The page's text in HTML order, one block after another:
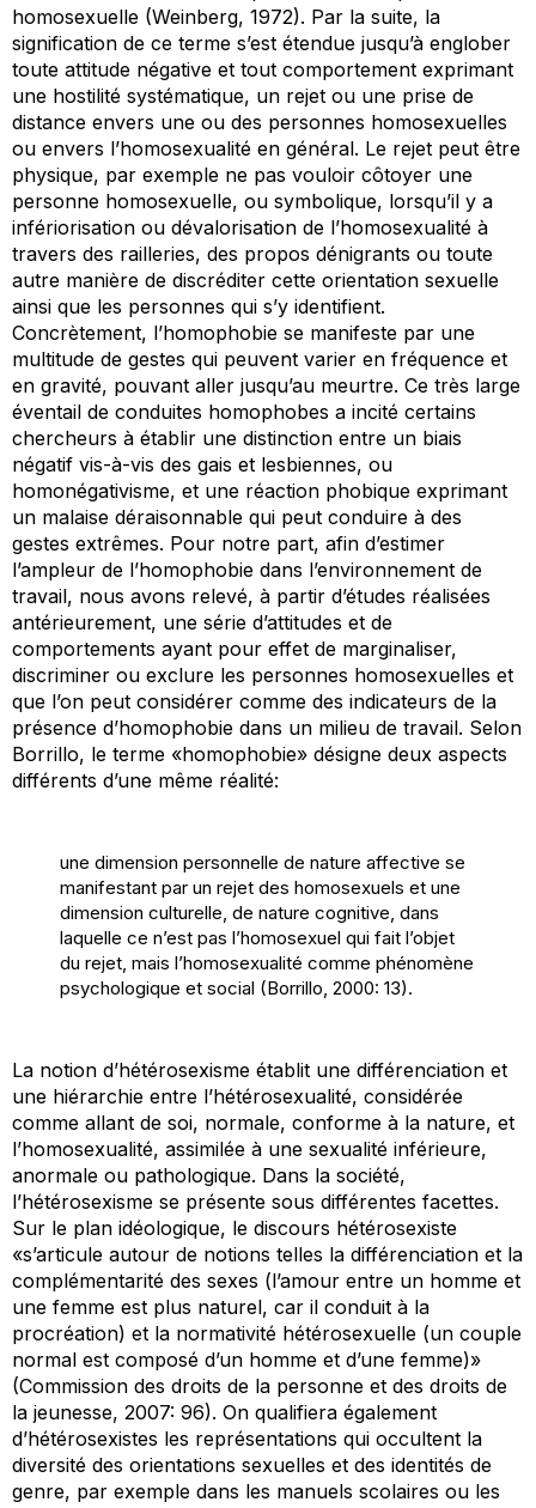
homosexuelle (Weinberg, 1972). Par la suite, la
signification de ce terme s’est étendue jusqu’à englober
toute attitude négative et tout comportement exprimant
une hostilité systématique, un rejet ou une prise de
distance envers une ou des personnes homosexuelles
ou envers l’homosexualité en général. Le rejet peut être
physique, par exemple ne pas vouloir côtoyer une
personne homosexuelle, ou symbolique, lorsqu’il y a
infériorisation ou dévalorisation de l’homosexualité à
travers des railleries, des propos dénigrants ou toute
autre manière de discréditer cette orientation sexuelle
ainsi que les personnes qui s’y identifient.
Concrètement, l’homophobie se manifeste par une
multitude de gestes qui peuvent varier en fréquence et
en gravité, pouvant aller jusqu’au meurtre. Ce très large
éventail de conduites homophobes a incité certains
chercheurs à établir une distinction entre un biais
négatif vis-à-vis des gais et lesbiennes, ou
homonégativisme, et une réaction phobique exprimant
un malaise déraisonnable qui peut conduire à des
gestes extrêmes. Pour notre part, afin d’estimer
l’ampleur de l’homophobie dans l’environnement de
travail, nous avons relevé, à partir d’études réalisées
antérieurement, une série d’attitudes et de
comportements ayant pour effet de marginaliser,
discriminer ou exclure les personnes homosexuelles et
que l’on peut considérer comme des indicateurs de la
présence d’homophobie dans un milieu de travail. Selon
Borrillo, le terme «homophobie» désigne deux aspects
différents d’une même réalité:
une dimension personnelle de nature affective se
manifestant par un rejet des homosexuels et une
dimension culturelle, de nature cognitive, dans
laquelle ce n’est pas l’homosexuel qui fait l’objet
du rejet, mais l’homosexualité comme phénomène
psychologique et social (Borrillo, 2000: 13).
La notion d’hétérosexisme établit une différenciation et
une hiérarchie entre l’hétérosexualité, considérée
comme allant de soi, normale, conforme à la nature, et
l’homosexualité, assimilée à une sexualité inférieure,
anormale ou pathologique. Dans la société,
l’hétérosexisme se présente sous différentes facettes.
Sur le plan idéologique, le discours hétérosexiste
«s’articule autour de notions telles la différenciation et la
complémentarité des sexes (l’amour entre un homme et
une femme est plus naturel, car il conduit à la
procréation) et la normativité hétérosexuelle (un couple
normal est composé d’un homme et d’une femme)»
(Commission des droits de la personne et des droits de
la jeunesse, 2007: 96). On qualifiera également
d’hétérosexistes les représentations qui occultent la
diversité des orientations sexuelles et des identités de
genre, par exemple dans les manuels scolaires ou les